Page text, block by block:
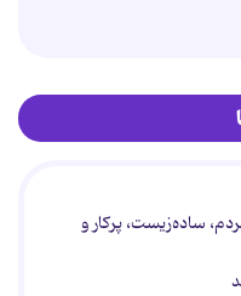
ساده‌زیست، پرکار و